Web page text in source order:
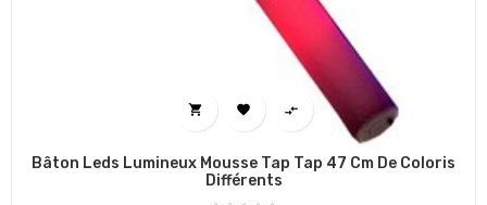
  
Bâton Leds Lumineux Mousse Tap Tap 47 Cm De Coloris
Différents